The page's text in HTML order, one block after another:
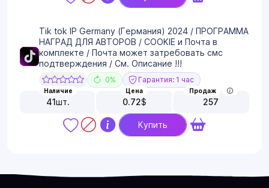
Tik tok IP Germany (Германия) 2024 / ПРОГРАММА
НАГРАД ДЛЯ АВТОРОВ / COOKIE и Почта в
комплекте / Почта может затребовать смс
подтверждения / См. Описание !!!
0% Гарантия: 1 час
Наличие
41шт.
Цена
0.72$
Продаж
257
Купить